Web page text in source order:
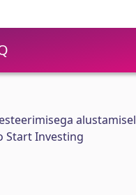
alustamisel
Start Investing